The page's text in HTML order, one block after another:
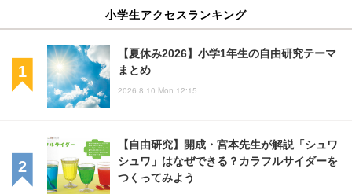
小学生アクセスランキング
【夏休み2026】小学1年生の自由研究テーマ
まとめ
2026.8.10 Mon 12:15
【自由研究】開成・宮本先生が解説「シュワ
シュワ」はなぜできる？カラフルサイダーを
つくってみよう